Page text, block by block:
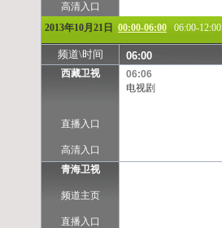
高清入口
2013年10月21日 00:00-06:00 06:00-12:00
频道\时间 06:00
西藏卫视
直播入口
高清入口
06:06
电视剧
青海卫视
频道主页
直播入口